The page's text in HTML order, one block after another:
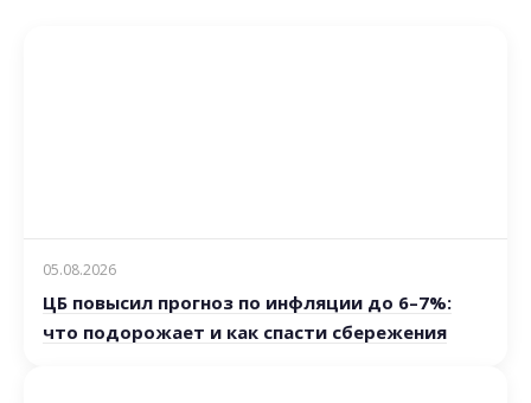
05.08.2026
ЦБ повысил прогноз по инфляции до 6–7%:
что подорожает и как спасти сбережения